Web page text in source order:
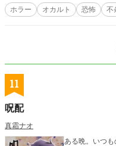
記事 ・医学論
の他の関連資料 なお、プライバシー保護のため、一部の人
っているが、
なろう、その
が、モキュメ
それっぽく読
ホラー オカルト 恐怖 不
11
呪配
真霜ナオ
ある晩。いつ